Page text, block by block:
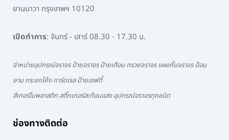
ยานนาวา กรุงเทพฯ 10120
เปิดทำการ: จันทร์ - เสาร์ 08.30 - 17.30 น.
จำหน่ายอุปกรณ์จราจร ป้ายจราจร ป้ายเตือน กรวยจราจร แผงกั้นจราจร ป้อม
ยาม กระจกโค้ง การ์ดเรล ป้ายเซฟตี้
สีเทอร์โมพลาสติก สติ๊กเกอร์สะท้อนแสง อุปกรณ์จราจรทุกชนิด
ช่องทางติดต่อ